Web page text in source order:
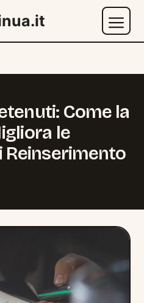
Menu
Come la
le